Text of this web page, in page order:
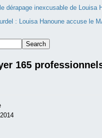
dérapage inexcusable de Louisa
: Louisa Hanoune accuse le
165